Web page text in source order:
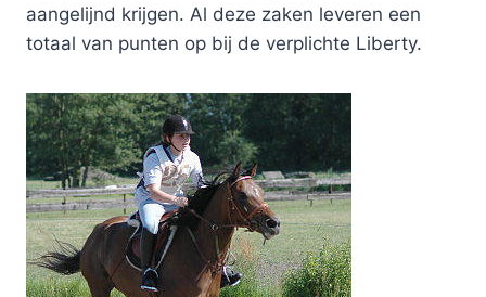
aangelijnd krijgen. Al deze zaken leveren een
totaal van punten op bij de verplichte Liberty.